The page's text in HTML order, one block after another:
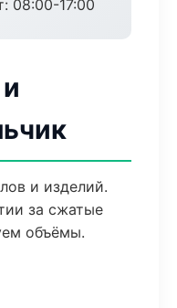
08:00-17:00
и изделий.
за сжатые
объёмы.